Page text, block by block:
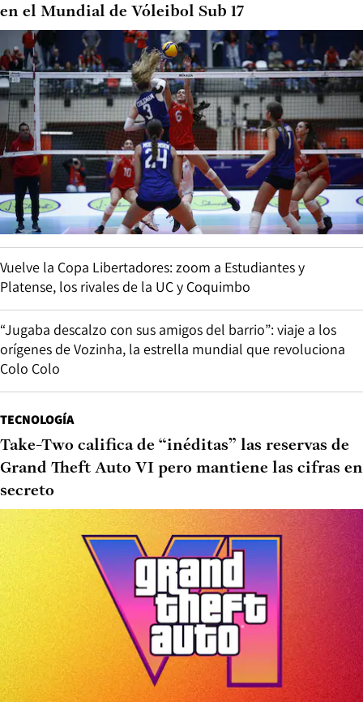
en el Mundial de Vóleibol Sub 17
Vuelve la Copa Libertadores: zoom a Estudiantes y
Platense, los rivales de la UC y Coquimbo
“Jugaba descalzo con sus amigos del barrio”: viaje a los
orígenes de Vozinha, la estrella mundial que revoluciona
Colo Colo
TECNOLOGÍA
Take-Two califica de “inéditas” las reservas de
Grand Theft Auto VI pero mantiene las cifras en
secreto